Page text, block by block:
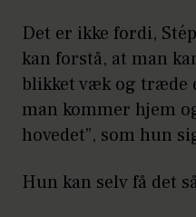
Det er ikke fordi,
kan forstå, at man
blikket væk og træde
man kommer hjem
hovedet”, som hun
Hun kan selv få det